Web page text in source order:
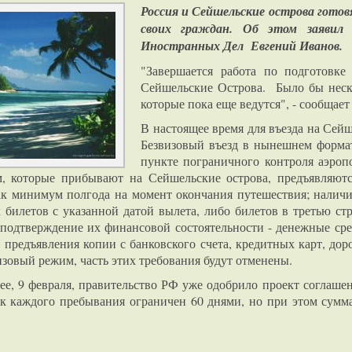
Россия и Сейшельские острова
своих граждан. Об этом заявил
Иностранных Дел Евгений Иванов.
"Завершается работа по
Сейшельские Острова. Было бы
которые пока еще ведутся", -
В настоящее время для въезда на
Безвизовый въезд в нынешнем
пункте пограничного контроля
которые прибывают на Сейшельские острова,
минимум полгода на момент окончания путешествия;
с указанной датой вылета, либо билетов в третью
их финансовой состоятельности - денежные
предъявления копии с банковского счета, кредитных карт,
режим, часть этих требования будут отменены.
9 февраля, правительство РФ уже одобрило проект
каждого пребывания ограничен 60 днями, но при этом